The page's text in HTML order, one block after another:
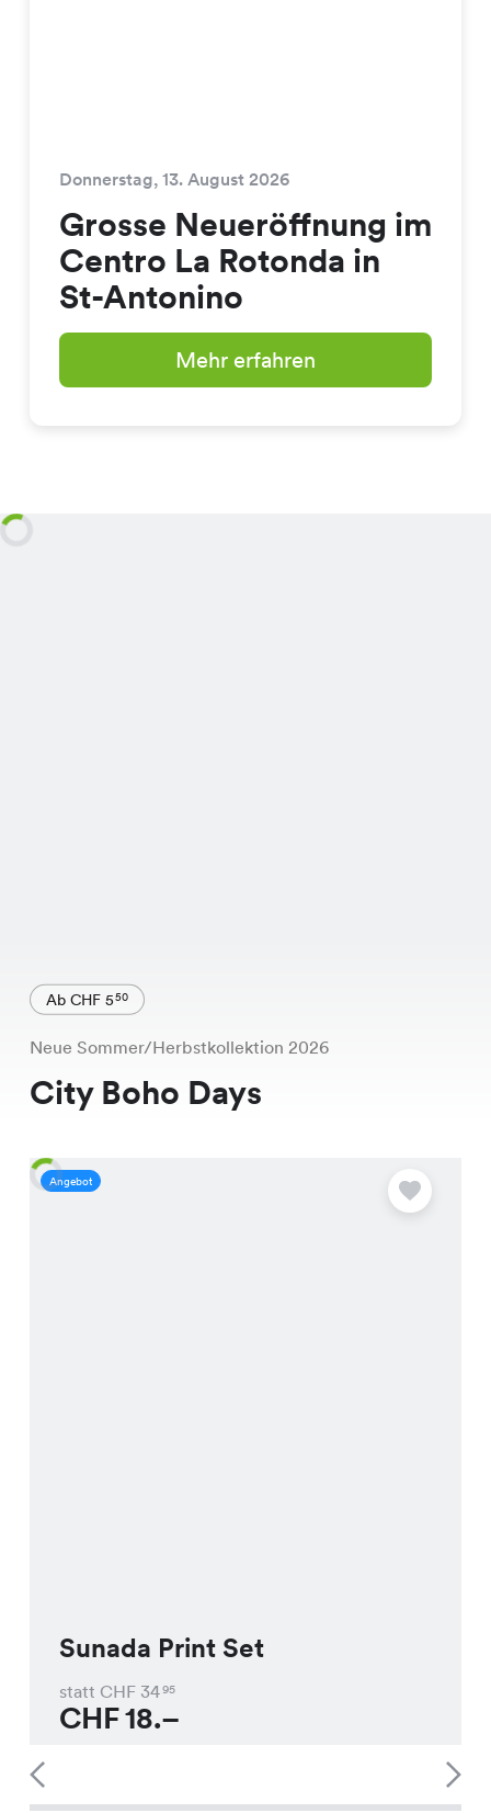
Donnerstag, 13. August 2026
Grosse Neueröffnung im
Centro La Rotonda in
St-Antonino
Mehr erfahren
Ab CHF 550
Neue Sommer/Herbstkollektion 2026
City Boho Days
Angebot
Sunada Print Set
statt CHF 3495
CHF18.–